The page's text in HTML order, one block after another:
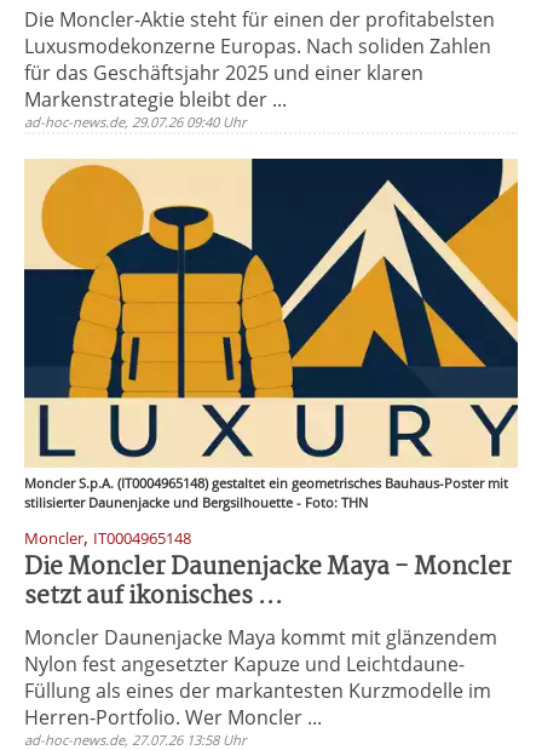
Die Moncler-Aktie steht für einen der profitabelsten
Luxusmodekonzerne Europas. Nach soliden Zahlen
für das Geschäftsjahr 2025 und einer klaren
Markenstrategie bleibt der ...
ad-hoc-news.de, 29.07.26 09:40 Uhr
Moncler S.p.A. (IT0004965148) gestaltet ein geometrisches Bauhaus-Poster mit
stilisierter Daunenjacke und Bergsilhouette - Foto: THN
Moncler, IT0004965148
Die Moncler Daunenjacke Maya - Moncler
setzt auf ikonisches ...
Moncler Daunenjacke Maya kommt mit glänzendem
Nylon fest angesetzter Kapuze und Leichtdaune-
Füllung als eines der markantesten Kurzmodelle im
Herren-Portfolio. Wer Moncler ...
ad-hoc-news.de, 27.07.26 13:58 Uhr